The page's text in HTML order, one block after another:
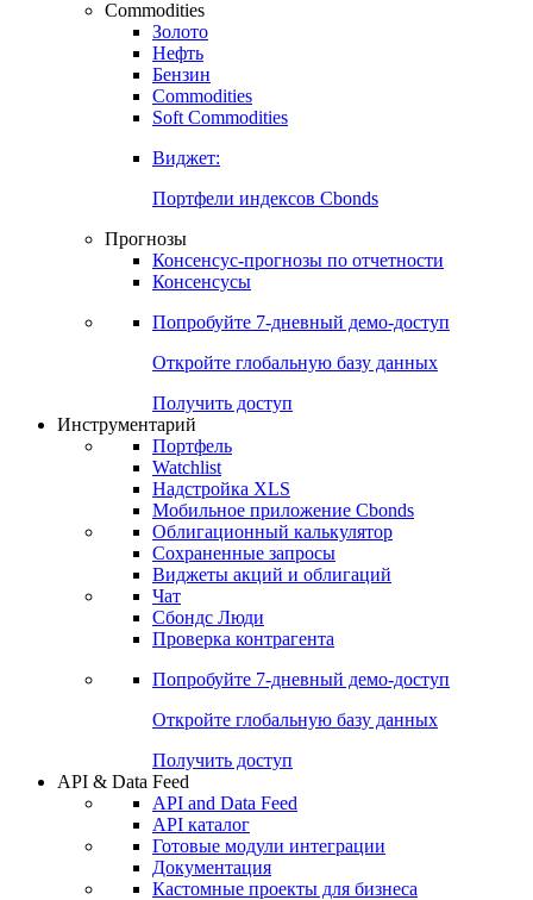
Commodities
Золото
Нефть
Бензин
Commodities
Soft Commodities
Виджет:
Портфели индексов Cbonds
Прогнозы
Консенсус-прогнозы по отчетности
Консенсусы
Попробуйте 7-дневный демо-доступ
Откройте глобальную базу данных
Получить доступ
Инструментарий
Портфель
Watchlist
Надстройка XLS
Мобильное приложение Cbonds
Облигационный калькулятор
Сохраненные запросы
Виджеты акций и облигаций
Чат
Сбондс Люди
Проверка контрагента
Попробуйте 7-дневный демо-доступ
Откройте глобальную базу данных
Получить доступ
API & Data Feed
API and Data Feed
API каталог
Готовые модули интеграции
Документация
Кастомные проекты для бизнеса